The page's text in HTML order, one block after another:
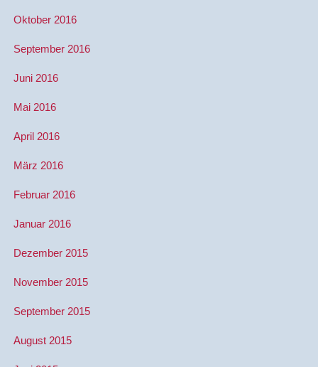
Oktober 2016
September 2016
Juni 2016
Mai 2016
April 2016
März 2016
Februar 2016
Januar 2016
Dezember 2015
November 2015
September 2015
August 2015